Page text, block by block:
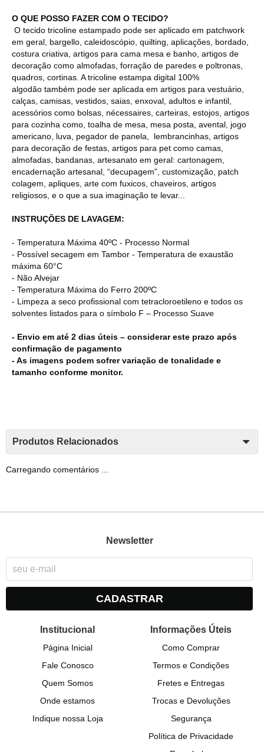
O QUE POSSO FAZER COM O TECIDO?
O tecido tricoline estampado pode ser aplicado em patchwork
em geral, bargello, caleidoscópio, quilting, aplicações, bordado,
costura criativa, artigos para cama mesa e banho, artigos de
decoração como almofadas, forração de paredes e poltronas,
quadros, cortinas. A tricoline estampa digital 100%
algodão também pode ser aplicada em artigos para vestuário,
calças, camisas, vestidos, saias, enxoval, adultos e infantil,
acessórios como bolsas, nécessaires, carteiras, estojos, artigos
para cozinha como, toalha de mesa, mesa posta, avental, jogo
americano, luva, pegador de panela, lembrancinhas, artigos
para decoração de festas, artigos para pet como camas,
almofadas, bandanas, artesanato em geral: cartonagem,
encadernação artesanal, “decupagem”, customização, patch
colagem, apliques, arte com fuxicos, chaveiros, artigos
religiosos, e o que a sua imaginação te levar...
INSTRUÇÕES DE LAVAGEM:
- Temperatura Máxima 40ºC - Processo Normal
- Possível secagem em Tambor - Temperatura de exaustão
máxima 60°C
- Não Alvejar
- Temperatura Máxima do Ferro 200ºC
- Limpeza a seco profissional com tetracloroetileno e todos os
solventes listados para o símbolo F – Processo Suave
- Envio em até 2 dias úteis – considerar este prazo após
confirmação de pagamento
- As imagens podem sofrer variação de tonalidade e
tamanho conforme monitor.
Produtos Relacionados
Carregando comentários ...
Newsletter
CADASTRAR
Institucional
Página Inicial
Fale Conosco
Quem Somos
Onde estamos
Indique nossa Loja
Informações Úteis
Como Comprar
Termos e Condições
Fretes e Entregas
Trocas e Devoluções
Segurança
Política de Privacidade